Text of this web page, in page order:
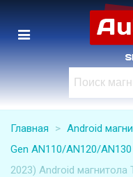
Главная > Android
Gen AN110/AN120/
2023) Android магнитола